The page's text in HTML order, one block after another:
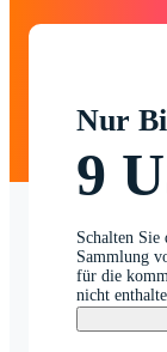
Nur
9
Schalten Sie
Sammlung
für die
nicht